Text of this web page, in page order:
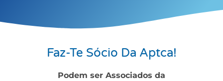
Faz-Te Sócio Da Aptca!
Podem ser Associados da